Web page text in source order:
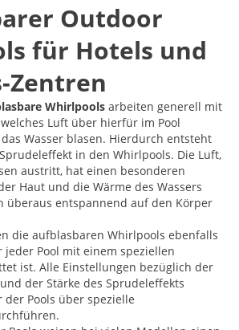
Outdoor
für Hotels und
Zentren
Whirlpools arbeiten generell mit
Luft über hierfür im Pool
Wasser blasen. Hierdurch entsteht
in den Whirlpools. Die Luft,
austritt, hat einen besonderen
Haut und die Wärme des Wassers
überaus entspannend auf den Körper
die aufblasbaren Whirlpools ebenfalls
jeder Pool mit einem speziellen
ist. Alle Einstellungen bezüglich der
der Stärke des Sprudeleffekts
der Pools über spezielle